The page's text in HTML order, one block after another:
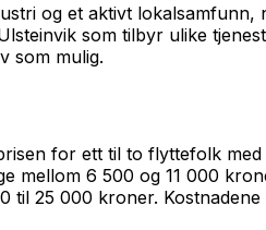
og et aktivt lokalsamfunn,
som tilbyr ulike
som mulig.
for ett til to flyttefolk
mellom 6 500 og 11 000
25 000 kroner.